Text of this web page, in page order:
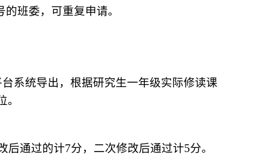
班委，可重复申请。
系统导出，根据研究生一年级实际修读课
通过的计7分，二次修改后通过计5分。